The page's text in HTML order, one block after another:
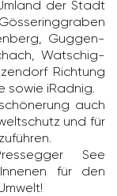
der Stadt
Guggen­
Watschig-
Rich­tung
sowie iRadnig.
auch
und für
See
für den